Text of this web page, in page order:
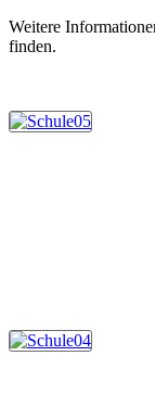
Weitere
finden.